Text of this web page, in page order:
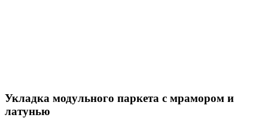
Укладка модульного паркета с мрамором и
латунью